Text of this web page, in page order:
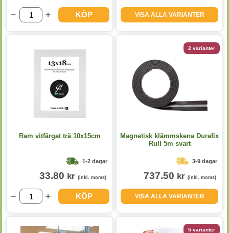
KÖP VISA ALLA VARIANTER
Ram vitfärgat trä 10x15cm
1-2 dagar
33.80 kr (inkl. moms)
KÖP
2 varianter
Magnetisk klämmskena Durafix
Rull 5m svart
3-9 dagar
737.50 kr (inkl. moms)
VISA ALLA VARIANTER
5 varianter